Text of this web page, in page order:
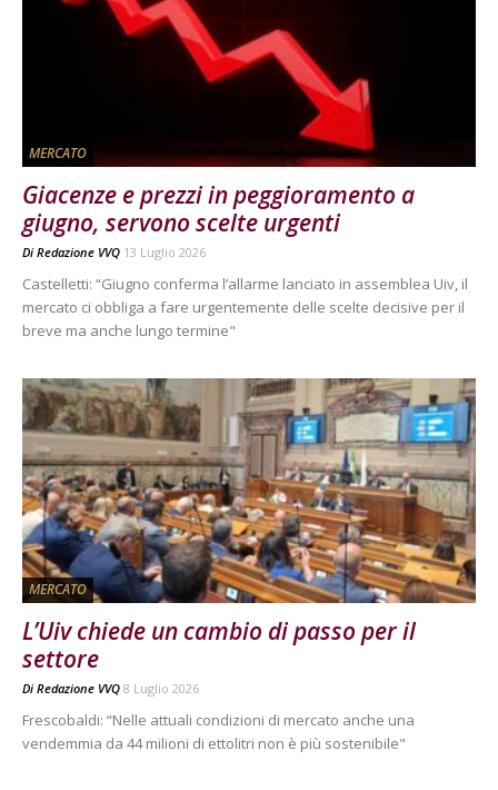
MERCATO
Giacenze e prezzi in peggioramento a
giugno, servono scelte urgenti
Di Redazione VVQ 13 Luglio 2026
Castelletti: “Giugno conferma l’allarme lanciato in assemblea Uiv, il
mercato ci obbliga a fare urgentemente delle scelte decisive per il
breve ma anche lungo termine"
MERCATO
L’Uiv chiede un cambio di passo per il
settore
Di Redazione VVQ 8 Luglio 2026
Frescobaldi: “Nelle attuali condizioni di mercato anche una
vendemmia da 44 milioni di ettolitri non è più sostenibile"